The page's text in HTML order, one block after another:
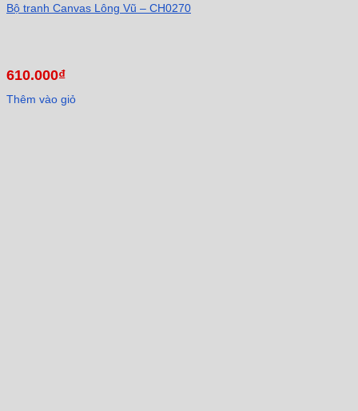
Bộ tranh Canvas Lông Vũ – CH0270
610.000₫
Thêm vào giỏ